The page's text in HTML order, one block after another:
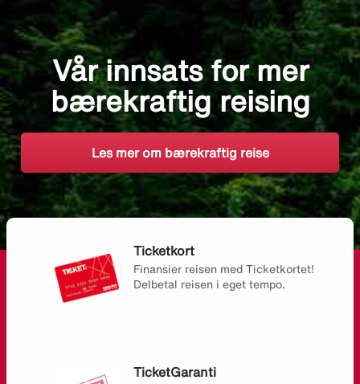
Vår innsats for mer
bærekraftig reising
Les mer om bærekraftig reise
Ticketkort
Finansier reisen med Ticketkortet!
Delbetal reisen i eget tempo.
TicketGaranti